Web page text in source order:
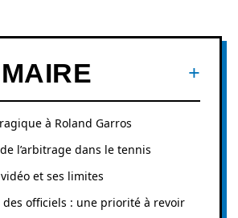
à Roland Garros
de l’arbitrage dans le tennis
vidéo et ses limites
des officiels : une priorité à revoir